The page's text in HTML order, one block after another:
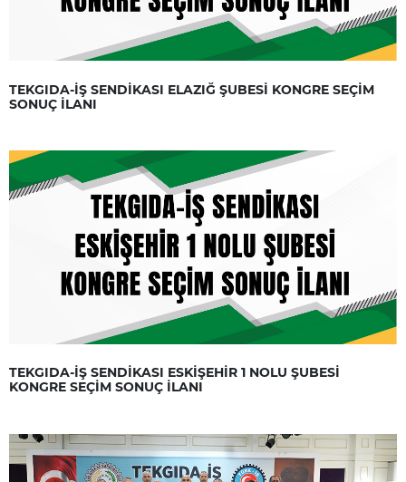
TEKGIDA-İŞ SENDİKASI ELAZIĞ ŞUBESİ KONGRE SEÇİM
SONUÇ İLANI
TEKGIDA-İŞ SENDİKASI ESKİŞEHİR 1 NOLU ŞUBESİ
KONGRE SEÇİM SONUÇ İLANI